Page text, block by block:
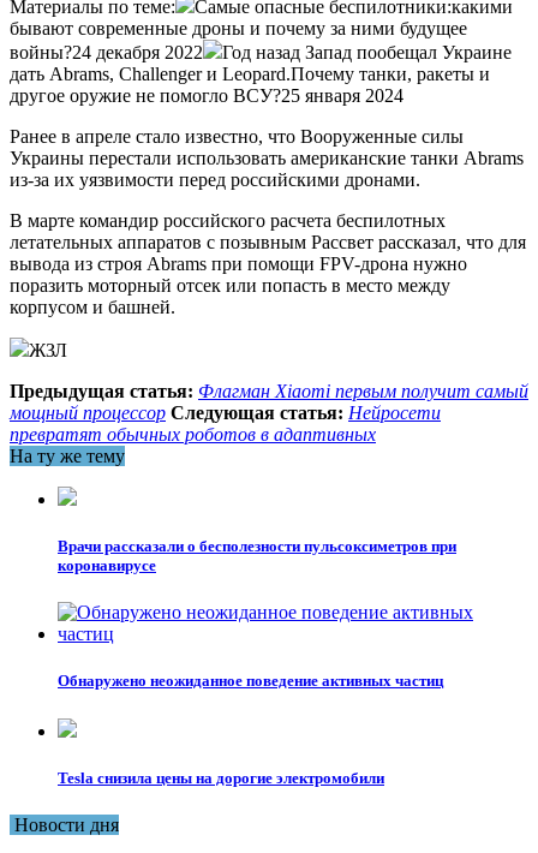
Материалы по теме:
Самые опасные беспилотники:какими
бывают современные дроны и почему за ними будущее
войны?24 декабря 2022
Год назад Запад пообещал Украине
дать Abrams, Challenger и Leopard.Почему танки, ракеты и
другое оружие не помогло ВСУ?25 января 2024
Ранее в апреле стало известно, что Вооруженные силы
Украины перестали использовать американские танки Abrams
из-за их уязвимости перед российскими дронами.
В марте командир российского расчета беспилотных
летательных аппаратов с позывным Рассвет рассказал, что для
вывода из строя Abrams при помощи FPV-дрона нужно
поразить моторный отсек или попасть в место между
корпусом и башней.
ЖЗЛ
Предыдущая статья: Флагман Xiaomi первым получит самый
мощный процессор Следующая статья: Нейросети
превратят обычных роботов в адаптивных
На ту же тему
Врачи рассказали о бесполезности пульсоксиметров при
коронавирусе
Обнаружено неожиданное поведение активных частиц
Tesla снизила цены на дорогие электромобили
Новости дня